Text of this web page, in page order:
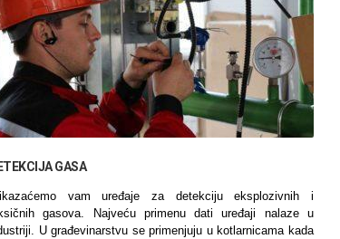
GASA
vam uređaje za detekciju eksplozivnih i
gasova. Najveću primenu dati uređaji nalaze u
U građevinarstvu se primenjuju u kotlarnicama kada